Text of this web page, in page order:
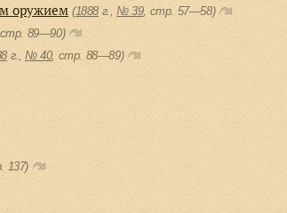
оружием (1888 г.,№ 39, cтр. 57—58)
89—90)
г.,№ 40, cтр. 88—89)
137)